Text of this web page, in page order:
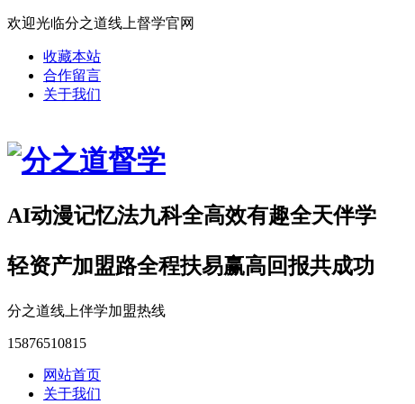
欢迎光临分之道线上督学官网
收藏本站
合作留言
关于我们
AI动漫记忆法九科全高效有趣全天伴学
轻资产加盟路全程扶易赢高回报共成功
分之道线上伴学加盟热线
15876510815
网站首页
关于我们